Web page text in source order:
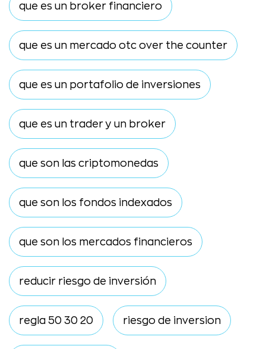
que es un broker financiero
que es un mercado otc over the counter
que es un portafolio de inversiones
que es un trader y un broker
que son las criptomonedas
que son los fondos indexados
que son los mercados financieros
reducir riesgo de inversión
regla 50 30 20 riesgo de inversion